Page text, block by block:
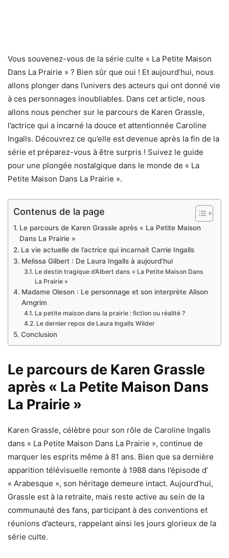
Vous souvenez-vous de la série culte « La Petite Maison
Dans La Prairie » ? Bien sûr que oui ! Et aujourd’hui, nous
allons plonger dans l’univers des acteurs qui ont donné vie
à ces personnages inoubliables. Dans cet article, nous
allons nous pencher sur le parcours de Karen Grassle,
l’actrice qui a incarné la douce et attentionnée Caroline
Ingalls. Découvrez ce qu’elle est devenue après la fin de la
série et préparez-vous à être surpris ! Suivez le guide
pour une plongée nostalgique dans le monde de « La
Petite Maison Dans La Prairie ».
Contenus de la page
Le parcours de Karen Grassle après « La Petite Maison
Dans La Prairie »
La vie actuelle de l’actrice qui incarnait Carrie Ingalls
Melissa Gilbert : De Laura Ingalls à aujourd’hui
Le destin tragique d’Albert dans « La Petite Maison Dans
La Prairie »
Madame Oleson : Le personnage et son interprète Alison
Arngrim
La petite maison dans la prairie : fiction ou réalité ?
Le dernier repos de Laura Ingalls Wilder
Conclusion
Le parcours de Karen Grassle
après « La Petite Maison Dans
La Prairie »
Karen Grassle, célèbre pour son rôle de Caroline Ingalls
dans « La Petite Maison Dans La Prairie », continue de
marquer les esprits même à 81 ans. Bien que sa dernière
apparition télévisuelle remonte à 1988 dans l’épisode d’
« Arabesque », son héritage demeure intact. Aujourd’hui,
Grassle est à la retraite, mais reste active au sein de la
communauté des fans, participant à des conventions et
réunions d’acteurs, rappelant ainsi les jours glorieux de la
série culte.